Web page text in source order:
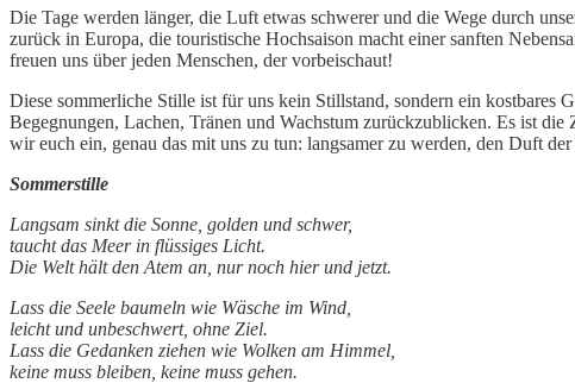
Die Tage werden länger, die Luft etwas schwerer und die Wege durch
zurück in Europa, die touristische Hochsaison macht einer sanften
freuen uns über jeden Menschen, der vorbeischaut!
Diese sommerliche Stille ist für uns kein Stillstand, sondern ein kostbares
Begegnungen, Lachen, Tränen und Wachstum zurückzublicken. Es ist
wir euch ein, genau das mit uns zu tun: langsamer zu werden, den Duft
Sommerstille
Langsam sinkt die Sonne, golden und schwer,
taucht das Meer in flüssiges Licht.
Die Welt hält den Atem an, nur noch hier und jetzt.
Lass die Seele baumeln wie Wäsche im Wind,
leicht und unbeschwert, ohne Ziel.
Lass die Gedanken ziehen wie Wolken am Himmel,
keine muss bleiben, keine muss gehen.